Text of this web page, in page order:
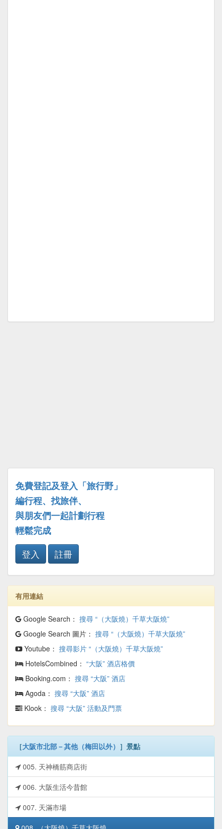
免費登記及登入「旅行野」
編行程、找旅伴、
與朋友們一起計劃行程
輕鬆完成
登入
註冊
有用連結
Google Search： 搜尋 “（大阪燒）千草大阪燒”
Google Search 圖片： 搜尋 “（大阪燒）千草大阪燒”
Youtube： 搜尋影片 “（大阪燒）千草大阪燒”
HotelsCombined： “大阪” 酒店格價
Booking.com： 搜尋 “大阪” 酒店
Agoda： 搜尋 “大阪” 酒店
Klook： 搜尋 “大阪” 活動及門票
［大阪市北部－其他（梅田以外） ］景點
005. 天神橋筋商店街
006. 大阪生活今昔館
007. 天滿市場